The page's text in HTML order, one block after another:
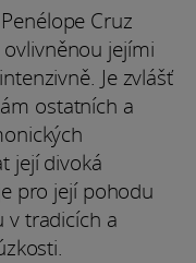
Cruz
jejími
Je zvlášť
ostatních a
její divoká
pro její pohodu
v tradicích a